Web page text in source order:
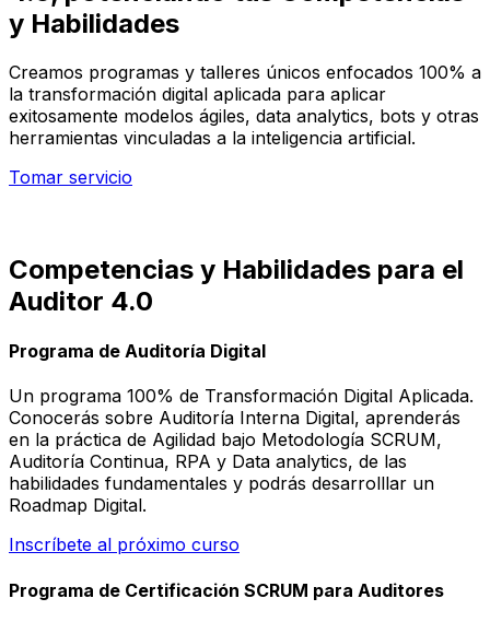
y Habilidades
Creamos programas y talleres únicos enfocados 100% a
la transformación digital aplicada para aplicar
exitosamente modelos ágiles, data analytics, bots y otras
herramientas vinculadas a la inteligencia artificial.
Tomar servicio
Competencias y Habilidades para el
Auditor 4.0
Programa de Auditoría Digital
Un programa 100% de Transformación Digital Aplicada.
Conocerás sobre Auditoría Interna Digital, aprenderás
en la práctica de Agilidad bajo Metodología SCRUM,
Auditoría Continua, RPA y Data analytics, de las
habilidades fundamentales y podrás desarrolllar un
Roadmap Digital.
Inscríbete al próximo curso
Programa de Certificación SCRUM para Auditores